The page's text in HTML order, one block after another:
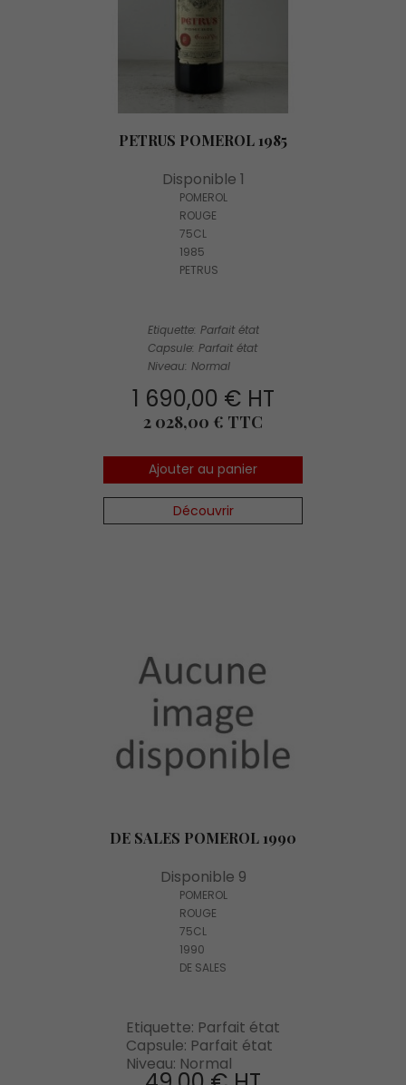
PETRUS POMEROL 1985
Disponible 1
POMEROL
ROUGE
75CL
1985
PETRUS
Etiquette: Parfait état
Capsule: Parfait état
Niveau: Normal
1 690,00 € HT
Prix
2 028,00 € TTC
Ajouter au panier
Découvrir
DE SALES POMEROL 1990
Disponible 9
POMEROL
ROUGE
75CL
1990
DE SALES
Etiquette: Parfait état
Capsule: Parfait état
Niveau: Normal